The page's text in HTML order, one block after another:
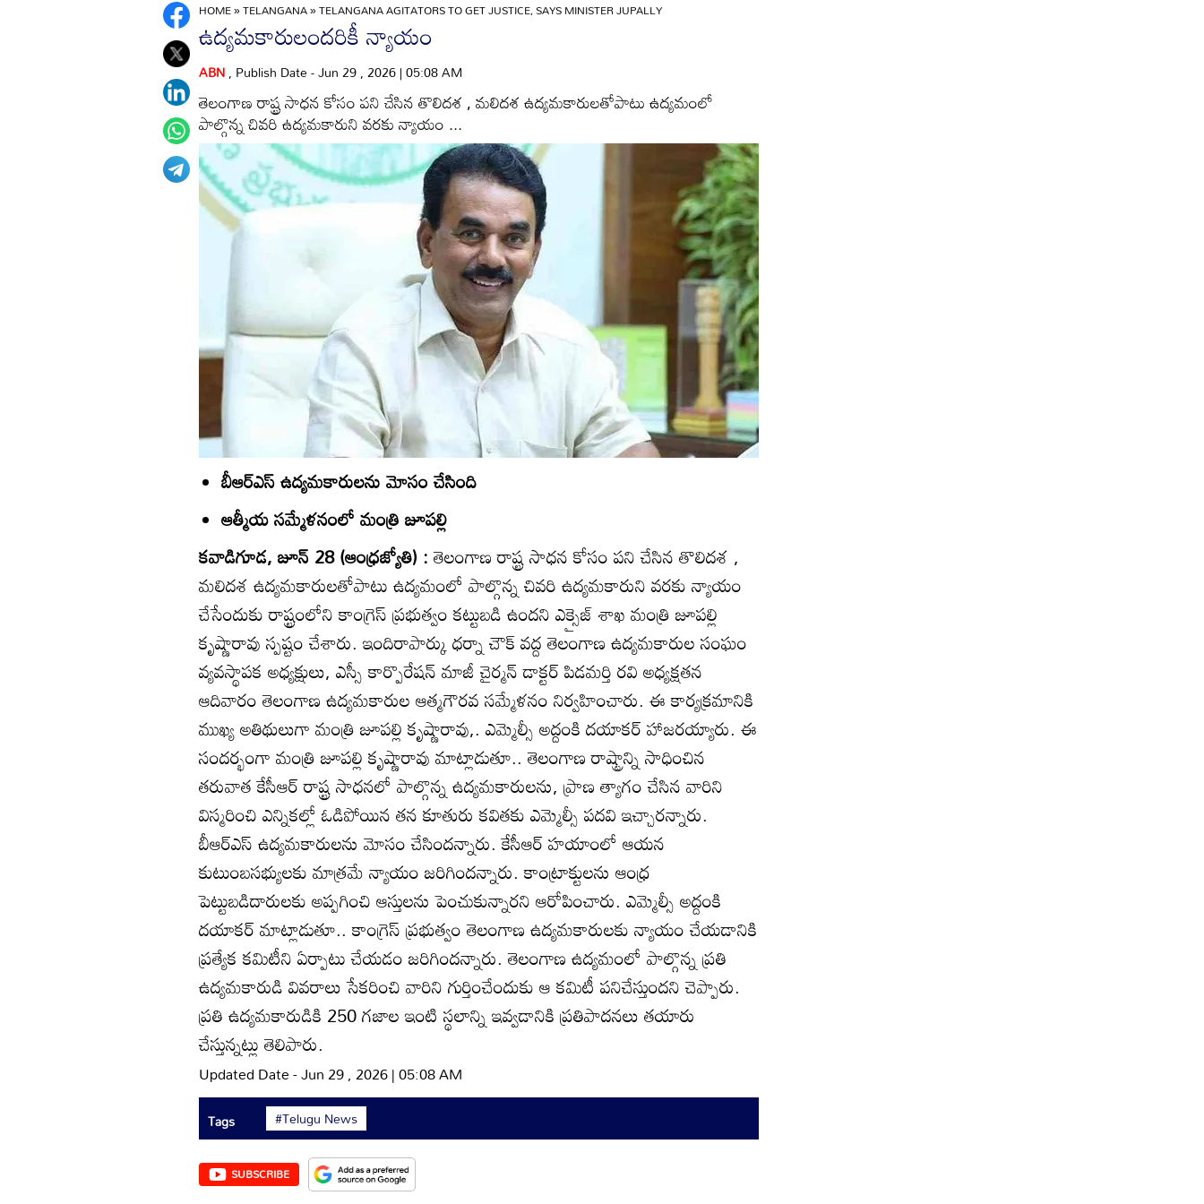
HOME»TELANGANA»TELANGANA AGITATORS TO GET JUSTICE, SAYS MINISTER JUPALLY
ఉద్యమకారులందరికీ న్యాయం
ABN, Publish Date - Jun 29 , 2026 | 05:08 AM
తెలంగాణ రాష్ట్ర సాధన కోసం పని చేసిన తొలిదశ , మలిదశ ఉద్యమకారులతోపాటు ఉద్యమంలో
పాల్గొన్న చివరి ఉద్యమకారుని వరకు న్యాయం ...
బీఆర్‌ఎస్‌ ఉద్యమకారులను మోసం చేసింది
ఆత్మీయ సమ్మేళనంలో మంత్రి జూపల్లి
కవాడిగూడ, జూన్‌ 28 (ఆంధ్రజ్యోతి) :తెలంగాణ రాష్ట్ర సాధన కోసం పని చేసిన తొలిదశ ,
మలిదశ ఉద్యమకారులతోపాటు ఉద్యమంలో పాల్గొన్న చివరి ఉద్యమకారుని వరకు న్యాయం
చేసేందుకు రాష్ట్రంలోని కాంగ్రెస్‌ ప్రభుత్వం కట్టుబడి ఉందని ఎక్సైజ్‌ శాఖ మంత్రి జూపల్లి
కృష్ణారావు స్పష్టం చేశారు. ఇందిరాపార్కు ధర్నా చౌక్‌ వద్ద తెలంగాణ ఉద్యమకారుల సంఘం
వ్యవస్థాపక అధ్యక్షులు, ఎస్సీ కార్పొరేషన్‌ మాజీ చైర్మన్‌ డాక్టర్‌ పిడమర్తి రవి అధ్యక్షతన
ఆదివారం తెలంగాణ ఉద్యమకారుల ఆత్మగౌరవ సమ్మేళనం నిర్వహించారు. ఈ కార్యక్రమానికి
ముఖ్య అతిథులుగా మంత్రి జూపల్లి కృష్ణారావు,. ఎమ్మెల్సీ అద్దంకి దయాకర్‌ హాజరయ్యారు. ఈ
సందర్భంగా మంత్రి జూపల్లి కృష్ణారావు మాట్లాడుతూ.. తెలంగాణ రాష్ట్రాన్ని సాధించిన
తరువాత కేసీఆర్‌ రాష్ట్ర సాధనలో పాల్గొన్న ఉద్యమకారులను, ప్రాణ త్యాగం చేసిన వారిని
విస్మరించి ఎన్నికల్లో ఓడిపోయిన తన కూతురు కవితకు ఎమ్మెల్సీ పదవి ఇచ్చారన్నారు.
బీఆర్‌ఎస్‌ ఉద్యమకారులను మోసం చేసిందన్నారు. కేసీఆర్‌ హయాంలో ఆయన
కుటుంబసభ్యులకు మాత్రమే న్యాయం జరిగిందన్నారు. కాంట్రాక్టులను ఆంధ్ర
పెట్టుబడిదారులకు అప్పగించి ఆస్తులను పెంచుకున్నారని ఆరోపించారు. ఎమ్మెల్సీ అద్దంకి
దయాకర్‌ మాట్లాడుతూ.. కాంగ్రెస్‌ ప్రభుత్వం తెలంగాణ ఉద్యమకారులకు న్యాయం చేయడానికి
ప్రత్యేక కమిటీని ఏర్పాటు చేయడం జరిగిందన్నారు. తెలంగాణ ఉద్యమంలో పాల్గొన్న ప్రతి
ఉద్యమకారుడి వివరాలు సేకరించి వారిని గుర్తించేందుకు ఆ కమిటీ పనిచేస్తుందని చెప్పారు.
ప్రతి ఉద్యమకారుడికి 250 గజాల ఇంటి స్థలాన్ని ఇవ్వడానికి ప్రతిపాదనలు తయారు
చేస్తున్నట్లు తెలిపారు.
Updated Date - Jun 29 , 2026 | 05:08 AM
Tags #Telugu News
SUBSCRIBE